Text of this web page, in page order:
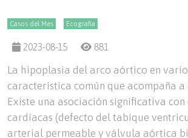
Casos del Mes Ecografía
2023-08-15 881
La hipoplasia del arco aórtico en
característica común que acompaña a
Existe una asociación significativa con
cardíacas (defecto del tabique
arterial permeable y válvula aórtica